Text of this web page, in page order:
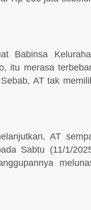
Babinsa
itu merasa
AT tak
AT
Sabtu (11/1/